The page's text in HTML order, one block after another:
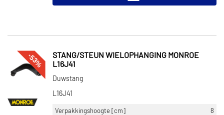
-53%
STANG/STEUN WIELOPHANGING MONROE
L16J41
Duwstang
L16J41
Verpakkingshoogte [cm]
8